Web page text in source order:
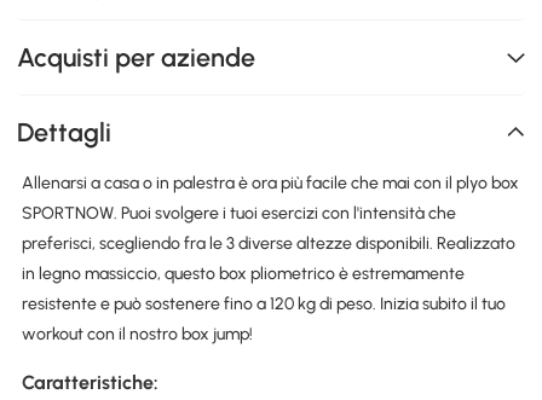
Acquisti per aziende
Dettagli
Allenarsi a casa o in palestra è ora più facile che mai con il plyo box
SPORTNOW. Puoi svolgere i tuoi esercizi con l'intensità che
preferisci, scegliendo fra le 3 diverse altezze disponibili. Realizzato
in legno massiccio, questo box pliometrico è estremamente
resistente e può sostenere fino a 120 kg di peso. Inizia subito il tuo
workout con il nostro box jump!
Caratteristiche: